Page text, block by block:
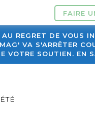
FAIRE
REGRET DE VOUS
VA S'ARRÊTER
VOTRE SOUTIEN. EN